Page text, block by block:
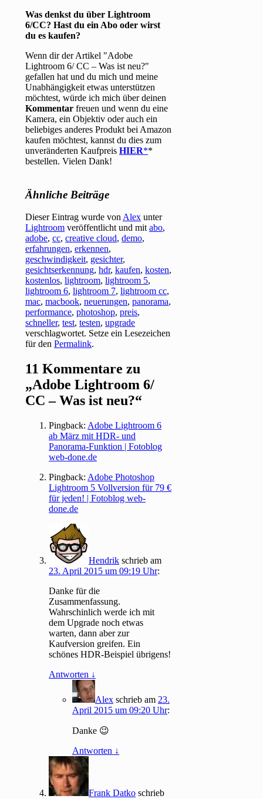
Was denkst du über Lightroom
6/CC? Hast du ein Abo oder wirst
du es kaufen?
Wenn dir der Artikel "Adobe
Lightroom 6/ CC – Was ist neu?"
gefallen hat und du mich und meine
Unabhängigkeit etwas unterstützen
möchtest, würde ich mich über deinen
Kommentar freuen und wenn du eine
Kamera, ein Objektiv oder auch ein
beliebiges anderes Produkt bei Amazon
kaufen möchtest, kannst du dies zum
unveränderten KaufpreisHIER *
bestellen. Vielen Dank!
Ähnliche Beiträge
Dieser Eintrag wurde von Alex unter
Lightroom veröffentlicht und mitabo,
adobe,cc,creative cloud,demo,
erfahrungen,erkennen,
geschwindigkeit, gesichter,
gesichtserkennung,hdr,kaufen,kosten,
kostenlos,lightroom,lightroom 5,
lightroom 6,lightroom 7,lightroom cc,
mac,macbook,neuerungen,panorama,
performance,photoshop,preis,
schneller,test,testen,upgrade
verschlagwortet. Setze ein Lesezeichen
für denPermalink.
11 Kommentare zu
„Adobe Lightroom 6/
CC – Was ist neu?“
Pingback: Adobe Lightroom 6
ab März mit HDR- und
Panorama-Funktion | Fotoblog
web-done.de
Pingback: Adobe Photoshop
Lightroom 5 Vollversion für 79 €
für jeden! | Fotoblog web-
done.de
Hendrik schrieb am
23. April 2015 um 09:19 Uhr:
Danke für die
Zusammenfassung.
Wahrschinlich werde ich mit
dem Upgrade noch etwas
warten, dann aber zur
Kaufversion greifen. Ein
schönes HDR-Beispiel übrigens!
Antworten ↓
Alex schrieb am 23.
April 2015 um 09:20 Uhr:
Danke 😉
Antworten ↓
Frank Datko schrieb